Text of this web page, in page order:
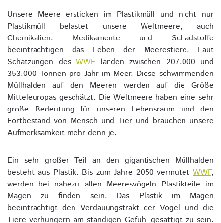
Unsere Meere ersticken im Plastikmüll und nicht nur
Plastikmüll belastet unsere Weltmeere, auch
Chemikalien, Medikamente und Schadstoffe
beeinträchtigen das Leben der Meerestiere. Laut
Schätzungen des WWF landen zwischen 207.000 und
353.000 Tonnen pro Jahr im Meer. Diese schwimmenden
Müllhalden auf den Meeren werden auf die Größe
Mitteleuropas geschätzt. Die Weltmeere haben eine sehr
große Bedeutung für unseren Lebensraum und den
Fortbestand von Mensch und Tier und brauchen unsere
Aufmerksamkeit mehr denn je.
Ein sehr großer Teil an den gigantischen Müllhalden
besteht aus Plastik. Bis zum Jahre 2050 vermutet WWF,
werden bei nahezu allen Meeresvögeln Plastikteile im
Magen zu finden sein. Das Plastik im Magen
beeinträchtigt den Verdauungstrakt der Vögel und die
Tiere verhungern am ständigen Gefühl gesättigt zu sein.